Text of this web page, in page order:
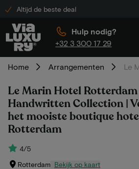
Altijd de beste deal
Hulp nodig?
+32 3 300 17 29
Home Arrangementen
Le Marin Hotel
Handwritten Collection |
het mooiste boutique
Rotterdam
4/5
Rotterdam Bekijk op kaart